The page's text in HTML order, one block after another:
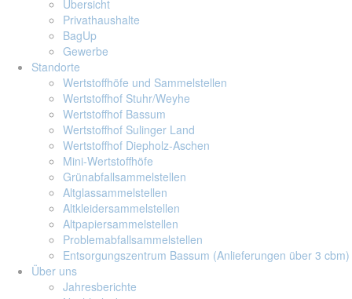
Übersicht
Privathaushalte
BagUp
Gewerbe
Standorte
Wertstoffhöfe und Sammelstellen
Wertstoffhof Stuhr/Weyhe
Wertstoffhof Bassum
Wertstoffhof Sulinger Land
Wertstoffhof Diepholz-Aschen
Mini-Wertstoffhöfe
Grünabfallsammelstellen
Altglassammelstellen
Altkleidersammelstellen
Altpapiersammelstellen
Problemabfallsammelstellen
Entsorgungszentrum Bassum (Anlieferungen über 3 cbm)
Über uns
Jahresberichte